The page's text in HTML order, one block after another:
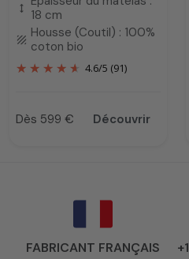
height
18 cm
texture Housse (Coutil) : 100%
coton bio
4.6/5 (91)
Prix
Dès 599 € Découvrir
FABRICANT FRANÇAIS